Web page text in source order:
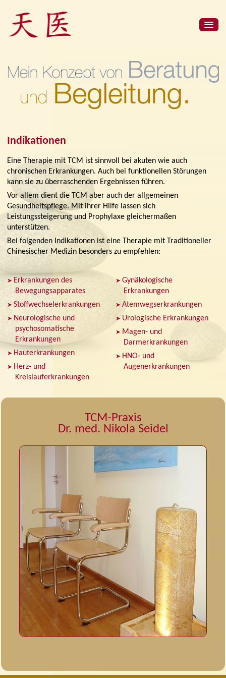
Indikationen
Eine Therapie mit TCM ist sinnvoll bei akuten wie auch
chronischen Erkrankungen. Auch bei funktionellen Störungen
kann sie zu überraschenden Ergebnissen führen.
Vor allem dient die TCM aber auch der allgemeinen
Gesundheitspflege. Mit ihrer Hilfe lassen sich
Leistungssteigerung und Prophylaxe gleichermaßen
unterstützen.
Bei folgenden Indikationen ist eine Therapie mit Traditioneller
Chinesischer Medizin besonders zu empfehlen:
Erkrankungen des
Bewegungsapparates
Stoffwechselerkrankungen
Neurologische und
psychosomatische
Erkrankungen
Hauterkrankungen
Herz- und
Kreislauferkrankungen
Gynäkologische
Erkrankungen
Atemwegserkrankungen
Urologische Erkrankungen
Magen- und
Darmerkrankungen
HNO- und
Augenerkrankungen
TCM-Praxis
Dr. med. Nikola Seidel